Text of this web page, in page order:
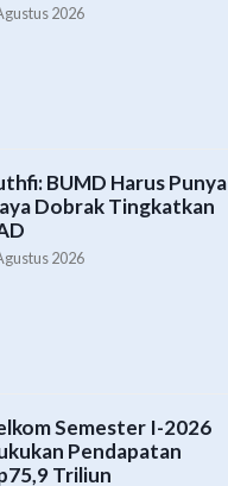
2026
BUMD Harus Punya
Dobrak Tingkatkan
2026
Semester I-2026
Pendapatan
Triliun